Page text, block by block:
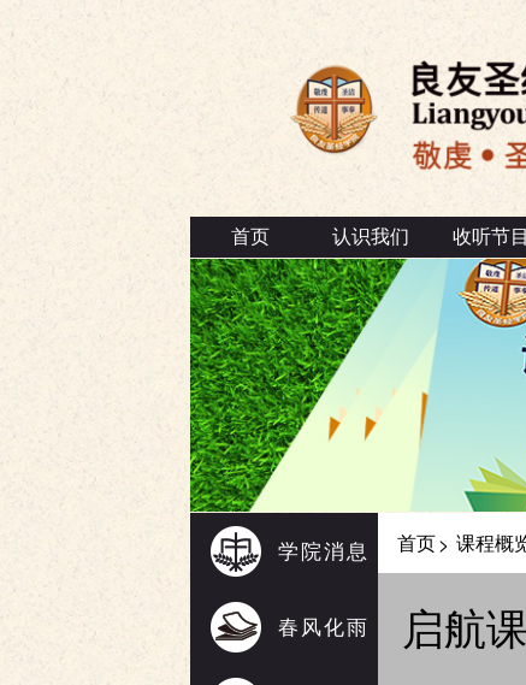
首页 认识我们 收听节目
学院消息
春风化雨
首页> 课程概
启航